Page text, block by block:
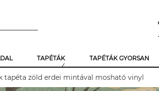
TAPÉTÁK TAPÉTÁK GYORSAN
tapéta zöld erdei mintával mosható vinyl